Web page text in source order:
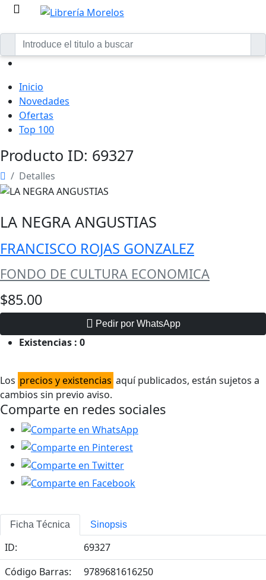
Inicio
Novedades
Ofertas
Top 100
Producto ID: 69327
Detalles
LA NEGRA ANGUSTIAS
FRANCISCO ROJAS GONZALEZ
FONDO DE CULTURA ECONOMICA
$85.00
Pedir por WhatsApp
Existencias : 0
Los precios y existencias aquí publicados, están sujetos a
cambios sin previo aviso.
Comparte en redes sociales
Ficha Técnica Sinopsis
ID:
69327
Código Barras:
9789681616250